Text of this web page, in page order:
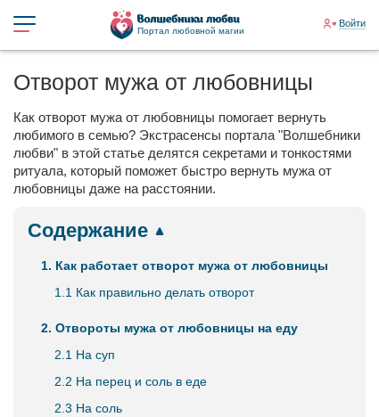
Портал любовной магии
Войти
Отворот мужа от любовницы
Как отворот мужа от любовницы помогает вернуть
любимого в семью? Экстрасенсы портала "Волшебники
любви" в этой статье делятся секретами и тонкостями
ритуала, который поможет быстро вернуть мужа от
любовницы даже на расстоянии.
Содержание
1. Как работает отворот мужа от любовницы
1.1 Как правильно делать отворот
2. Отвороты мужа от любовницы на еду
2.1 На суп
2.2 На перец и соль в еде
2.3 На соль